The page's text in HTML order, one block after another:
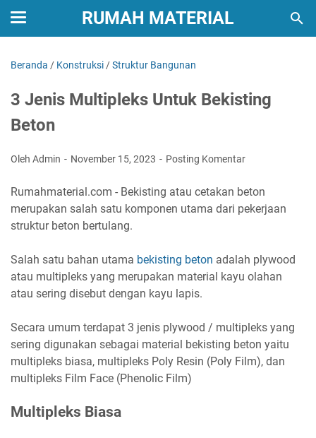
RUMAH MATERIAL
Beranda / Konstruksi /Struktur Bangunan
3 Jenis Multipleks Untuk Bekisting
Beton
Oleh Admin November 15, 2023 Posting Komentar
Rumahmaterial.com - Bekisting atau cetakan beton
merupakan salah satu komponen utama dari pekerjaan
struktur beton bertulang.
Salah satu bahan utama bekisting beton adalah plywood
atau multipleks yang merupakan material kayu olahan
atau sering disebut dengan kayu lapis.
Secara umum terdapat 3 jenis plywood / multipleks yang
sering digunakan sebagai material bekisting beton yaitu
multipleks biasa, multipleks Poly Resin (Poly Film), dan
multipleks Film Face (Phenolic Film)
Multipleks Biasa